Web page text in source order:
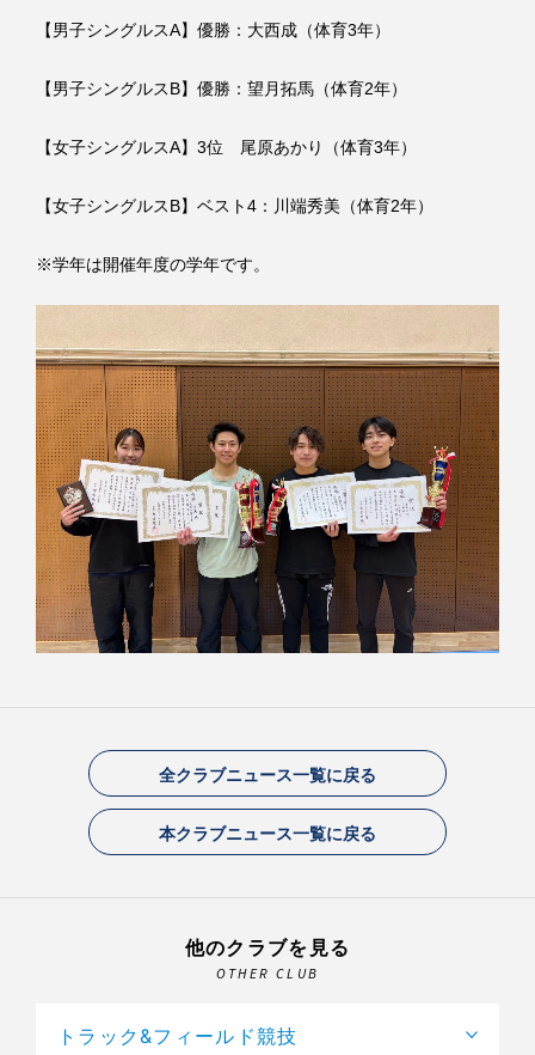
【男子シングルスA】優勝：大西成（体育3年）
【男子シングルスB】優勝：望月拓馬（体育2年）
【女子シングルスA】3位 尾原あかり（体育3年）
【女子シングルスB】ベスト4：川端秀美（体育2年）
※学年は開催年度の学年です。
全クラブニュース一覧に戻る
本クラブニュース一覧に戻る
他のクラブを見る
OTHER CLUB
トラック&フィールド競技